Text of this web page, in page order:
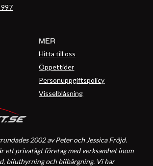
2002 av Peter och Jessica Fröjd.
ett privatägt företag med verksamhet inom
biluthyrning och bilbärgning. Vi har
MER
Hitta till oss
Öppettider
Personuppgiftspolicy
Visselblåsning